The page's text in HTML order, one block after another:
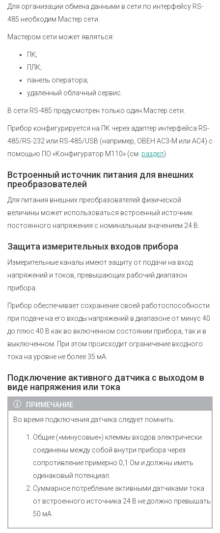
Для организации обмена данными в сети по интерфейсу RS-
485 необходим Мастер сети.
Мастером сети может являться:
ПК;
ПЛК;
панель оператора;
удаленный облачный сервис.
В сети RS-485 предусмотрен только один Мастер сети.
Прибор конфигурируется на ПК через адаптер интерфейса RS-
485/RS-232 или RS-485/USB (например, ОВЕН АС3-М или АС4) с
помощью ПО «Конфигуратор М110» (см. раздел).
Встроенный источник питания для внешних
преобразователей
Для питания внешних преобразователей физической
величины может использоваться встроенный источник
постоянного напряжения с номинальным значением 24 В.
Защита измерительных входов прибора
Измерительные каналы имеют защиту от подачи на вход
напряжений и токов, превышающих рабочий диапазон
прибора.
Прибор обеспечивает сохранение своей работоспособности
при подаче на его входы напряжений в диапазоне от минус 40
до плюс 40 В как во включенном состоянии прибора, так и в
выключенном. При этом происходит ограничение входного
тока на уровне не более 35 мА.
Подключение активного датчика с выходом в
виде напряжения или тока
ПРИМЕЧАНИЕ
Во время подключения датчика следует помнить:
Общие («минусовые») клеммы входов электрически
соединены между собой внутри прибора через
сопротивление примерно 0,1 Ом и должны иметь
одинаковый потенциал.
Суммарное потребление активными датчиками тока
от встроенного источника 24 В не должно превышать
50 мА.